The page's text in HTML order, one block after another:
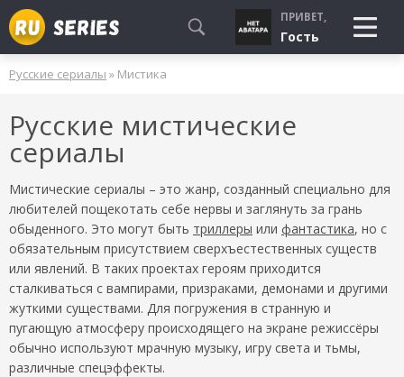
СМОТРЮ
БУДУ СМОТРЕТЬ
УЖЕ СМОТРЕЛ
ПРИВЕТ,
Гость
Русские сериалы » Мистика
Русские мистические
сериалы
Мистические сериалы – это жанр, созданный специально для
любителей пощекотать себе нервы и заглянуть за грань
обыденного. Это могут быть триллеры или фантастика, но с
обязательным присутствием сверхъестественных существ
или явлений. В таких проектах героям приходится
сталкиваться с вампирами, призраками, демонами и другими
жуткими существами. Для погружения в странную и
пугающую атмосферу происходящего на экране режиссёры
обычно используют мрачную музыку, игру света и тьмы,
различные спецэффекты.